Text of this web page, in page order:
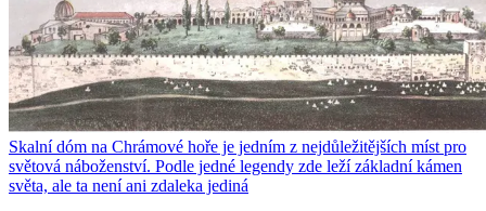
Skalní dóm na Chrámové hoře je jedním z nejdůležitějších míst pro
světová náboženství. Podle jedné legendy zde leží základní kámen
světa, ale ta není ani zdaleka jediná